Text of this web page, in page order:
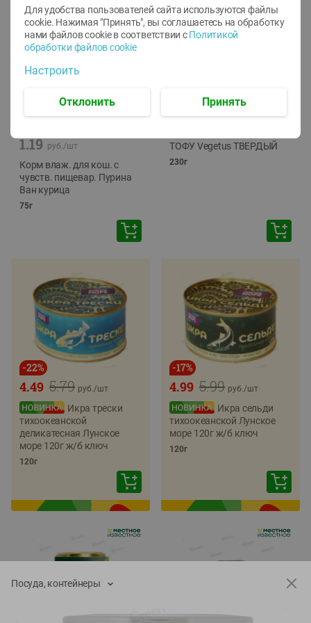
1.19 руб./шт
Корм влаж. для кош. с
чувств. пищевар. Пурина
Ван курица
75г
ТОФУ Vegetus ТВЕРДЫЙ
230г
-22%
5.79
4.49 руб./шт
Икра трески
тихоокеанской
деликатесная Лунское
море 120г ж/б ключ
120г
-17%
5.99
4.99 руб./шт
Икра сельди
тихоокеанской Лунское
море 120г ж/б ключ
120г
Посуда, контейнеры
Для удобства пользователей сайта используются файлы
cookie. Нажимая "Принять", вы соглашаетесь на обработку
нами файлов cookie в соответствии с Политикой
обработки файлов cookie
Настроить
Отклонить Принять